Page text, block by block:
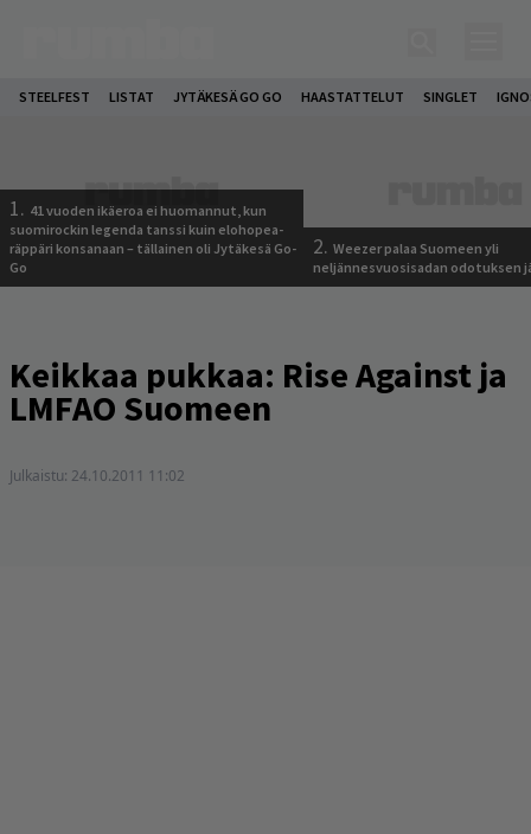
STEELFEST LISTAT JYTÄKESÄ GO GO HAASTATTELUT SINGLET
1. 41 vuoden ikäeroa ei huomannut, kun
suomirockin legenda tanssi kuin elohopea-
räppäri konsanaan – tällainen oli Jytäkesä Go-
Go
2. Weezer palaa Suomeen yli
neljännesvuosisadan odotuksen
Keikkaa pukkaa: Rise Against ja
LMFAO Suomeen
Julkaistu: 24.10.2011 11:02